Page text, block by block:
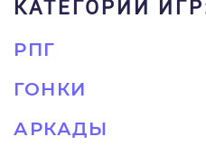
КАТЕГОРИИ
РПГ
ГОНКИ
АРКАДЫ